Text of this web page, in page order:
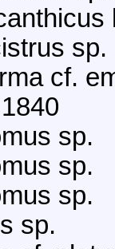
sp.
cf.
sp.
sp.
sp.
sp.